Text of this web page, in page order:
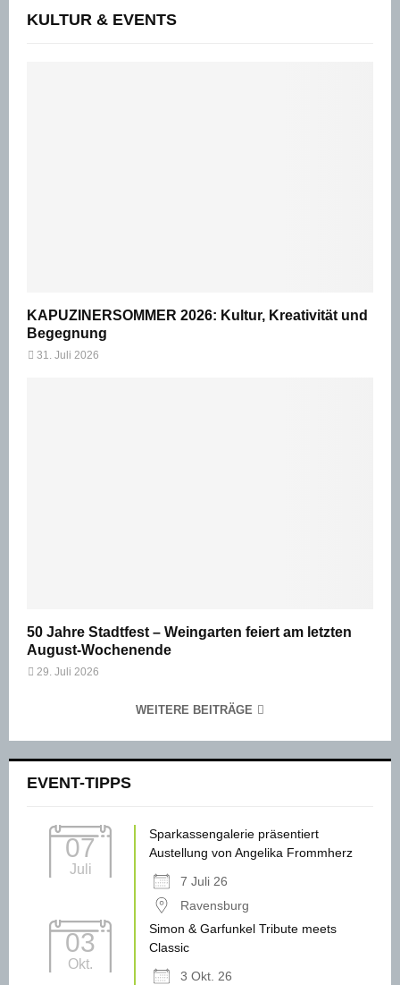
KULTUR & EVENTS
KAPUZINERSOMMER 2026: Kultur, Kreativität und
Begegnung
31. Juli 2026
50 Jahre Stadtfest – Weingarten feiert am letzten
August-Wochenende
29. Juli 2026
WEITERE BEITRÄGE
EVENT-TIPPS
07
Juli
Sparkassengalerie präsentiert
Austellung von Angelika Frommherz
7 Juli 26
Ravensburg
03
Okt.
Simon & Garfunkel Tribute meets
Classic
3 Okt. 26